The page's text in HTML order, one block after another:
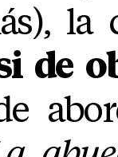
la
de